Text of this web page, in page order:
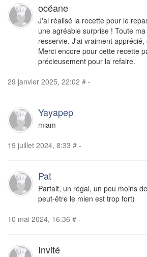
océane
J'ai réalisé la recette pour le
une agréable surprise ! Toute
resservie. J'ai vraiment
Merci encore pour cette recette
précieusement pour la refaire.
29 janvier 2025, 22:02 # -
Yayapep
miam
19 juillet 2024, 8:33 # -
Pat
Parfait, un régal, un peu moins
peut-être le mien est trop fort)
10 mai 2024, 16:36 # -
Invité